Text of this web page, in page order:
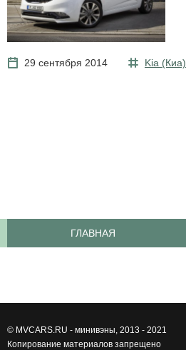
29 сентября 2014 Kia (Киа)
ГЛАВНАЯ
© MVCARS.RU - минивэны , 2013 - 2021
Копирование материалов запрещено